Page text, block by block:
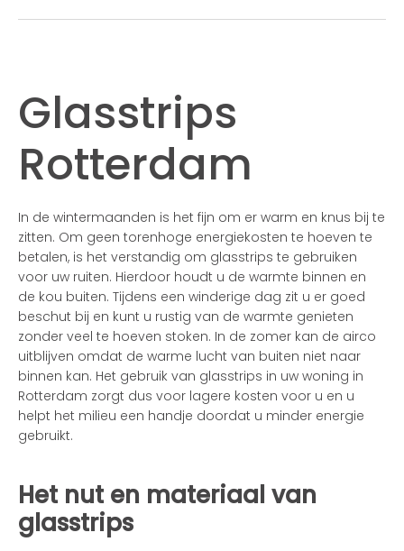
Glasstrips
Rotterdam
In de wintermaanden is het fijn om er warm en knus bij te
zitten. Om geen torenhoge energiekosten te hoeven te
betalen, is het verstandig om glasstrips te gebruiken
voor uw ruiten. Hierdoor houdt u de warmte binnen en
de kou buiten. Tijdens een winderige dag zit u er goed
beschut bij en kunt u rustig van de warmte genieten
zonder veel te hoeven stoken. In de zomer kan de airco
uitblijven omdat de warme lucht van buiten niet naar
binnen kan. Het gebruik van glasstrips in uw woning in
Rotterdam zorgt dus voor lagere kosten voor u en u
helpt het milieu een handje doordat u minder energie
gebruikt.
Het nut en materiaal van
glasstrips